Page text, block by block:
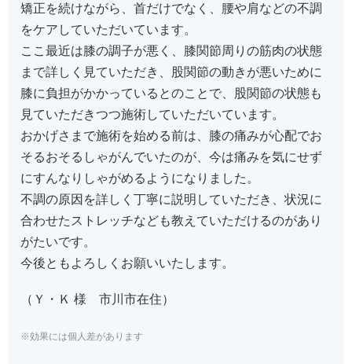
矯正を続けながら、首だけでなく、腰や肩などの不調
をケアしていただいています。
ここ最近は膝の調子が悪く、膝関節周りの筋肉の状態
まで詳しく見ていただき、股関節の動きが悪いために
膝に負担がかかっているとのことで、股関節の状態も
見ていただきつつ施術していただいています。
おかげさまで施術を始める前は、膝の痛みが心配でお
そるおそるしゃがんでいたのが、今は痛みを気にせず
にすんなりしゃがめるようになりました。
不調の原因を詳しく丁寧に説明していただき、状況に
合わせたストレッチなども教えていただけるのがあり
がたいです。
今後ともよろしくお願いいたします。
（Ｙ・Ｋ 様 市川市在住）
※効果には個人差があります